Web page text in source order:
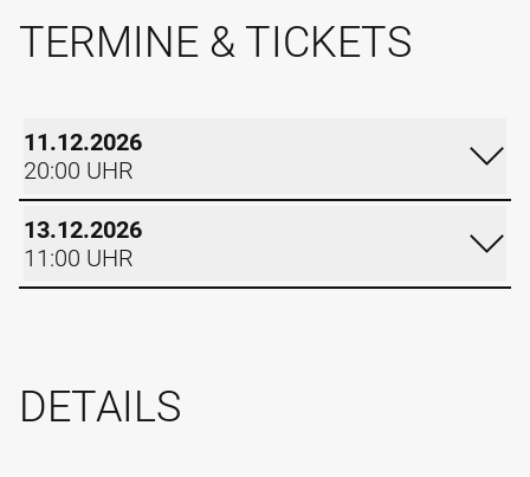
TERMINE & TICKETS
11.12.2026
20:00 UHR
FREITAG
11.12.2026
GROSSER SAAL
13.12.2026
11:00 UHR
SONNTAG
11:00 UHR
DETAILS